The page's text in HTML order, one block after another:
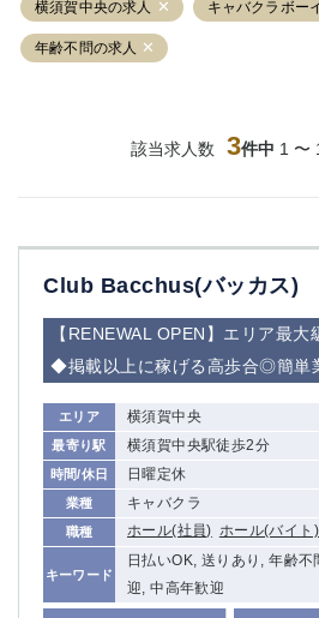
横須賀中央の求人 キャバクラボー
年齢不問の求人
該当求人数 3件中 1 〜
Club Bacchus(バッカス)
【RENEWAL OPEN】エリア最
◆掲載以上に稼げる高歩合◎簡単
エリア 横須賀中央
最寄り駅 横須賀中央駅徒歩2分
時間/休日 日曜定休
業種 キャバクラ
職種 ホール(社員) ホール(バイト)
キーワード
日払いOK, 送りあり, 年齢
迎, 中高年歓迎
渋谷
大和
錦糸町
八王子
五反田
①六本木 ②西麻布
大山
赤坂
高円寺
蒲田東口
多摩セン
立川（南口）
新宿
中野
府中
中目黒
ひばりヶ丘（北口）
吉祥寺（南口／公園口）
自由が丘
四谷
下北沢・経堂
金町（北